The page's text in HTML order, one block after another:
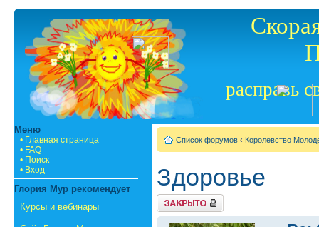
расправь
Меню
• Главная страница
• FAQ
• Поиск
• Вход
Глория Мур рекомендует
Курсы и вебинары
Список форумов ‹ Королевство
Здоровье
{
TOPIC_LOCKED_SHORT
}